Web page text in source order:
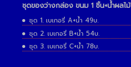
ชุดของว่างกล่อง ขนม 1 ชิ้น+น้ำผลไม้
ชุด 1. เบเกอรี่ A+น้ำ 49บ.
ชุด 2. เบเกอรี่ B+น้ำ 54บ.
ชุด 3. เบเกอรี่ C+น้ำ 78บ.